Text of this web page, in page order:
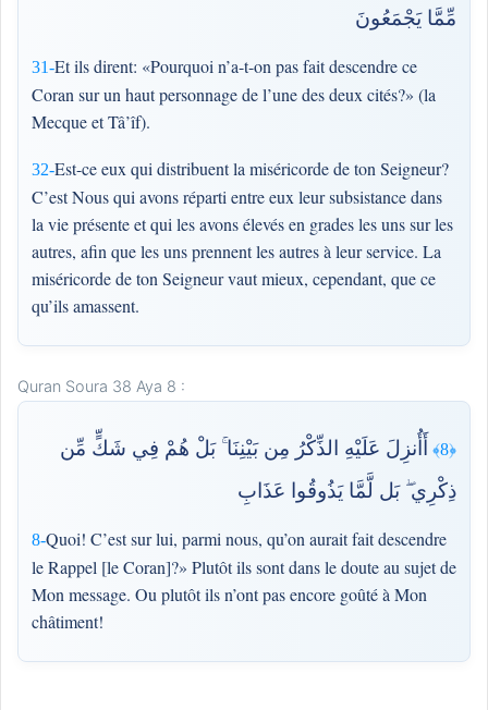
31-Et ils dirent: «Pourquoi n’a-t-on pas fait descendre ce
Coran sur un haut personnage de l’une des deux cités?» (la
Mecque et Tâ’îf).
مِّمَّا يَجْمَعُونَ
32-Est-ce eux qui distribuent la miséricorde de ton Seigneur?
C’est Nous qui avons réparti entre eux leur subsistance dans
la vie présente et qui les avons élevés en grades les uns sur les
autres, afin que les uns prennent les autres à leur service. La
miséricorde de ton Seigneur vaut mieux, cependant, que ce
qu’ils amassent.
Quran Soura 38 Aya 8 :
﴿8﴾
أَأُنزِلَ عَلَيْهِ الذِّكْرُ مِن بَيْنِنَا ۚ بَلْ هُمْ فِي شَكٍّ مِّن
ذِكْرِي ۖ بَل لَّمَّا يَذُوقُوا عَذَابِ
8-Quoi! C’est sur lui, parmi nous, qu’on aurait fait descendre
le Rappel [le Coran]?» Plutôt ils sont dans le doute au sujet de
Mon message. Ou plutôt ils n’ont pas encore goûté à Mon
châtiment!